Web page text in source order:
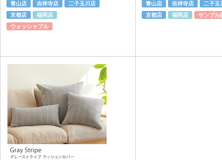
青山店
吉祥寺店
二子玉川店
京都店
福岡店
ウォッシャブル
青山店
吉祥寺店
二子玉
京都店
福岡店 サンプル